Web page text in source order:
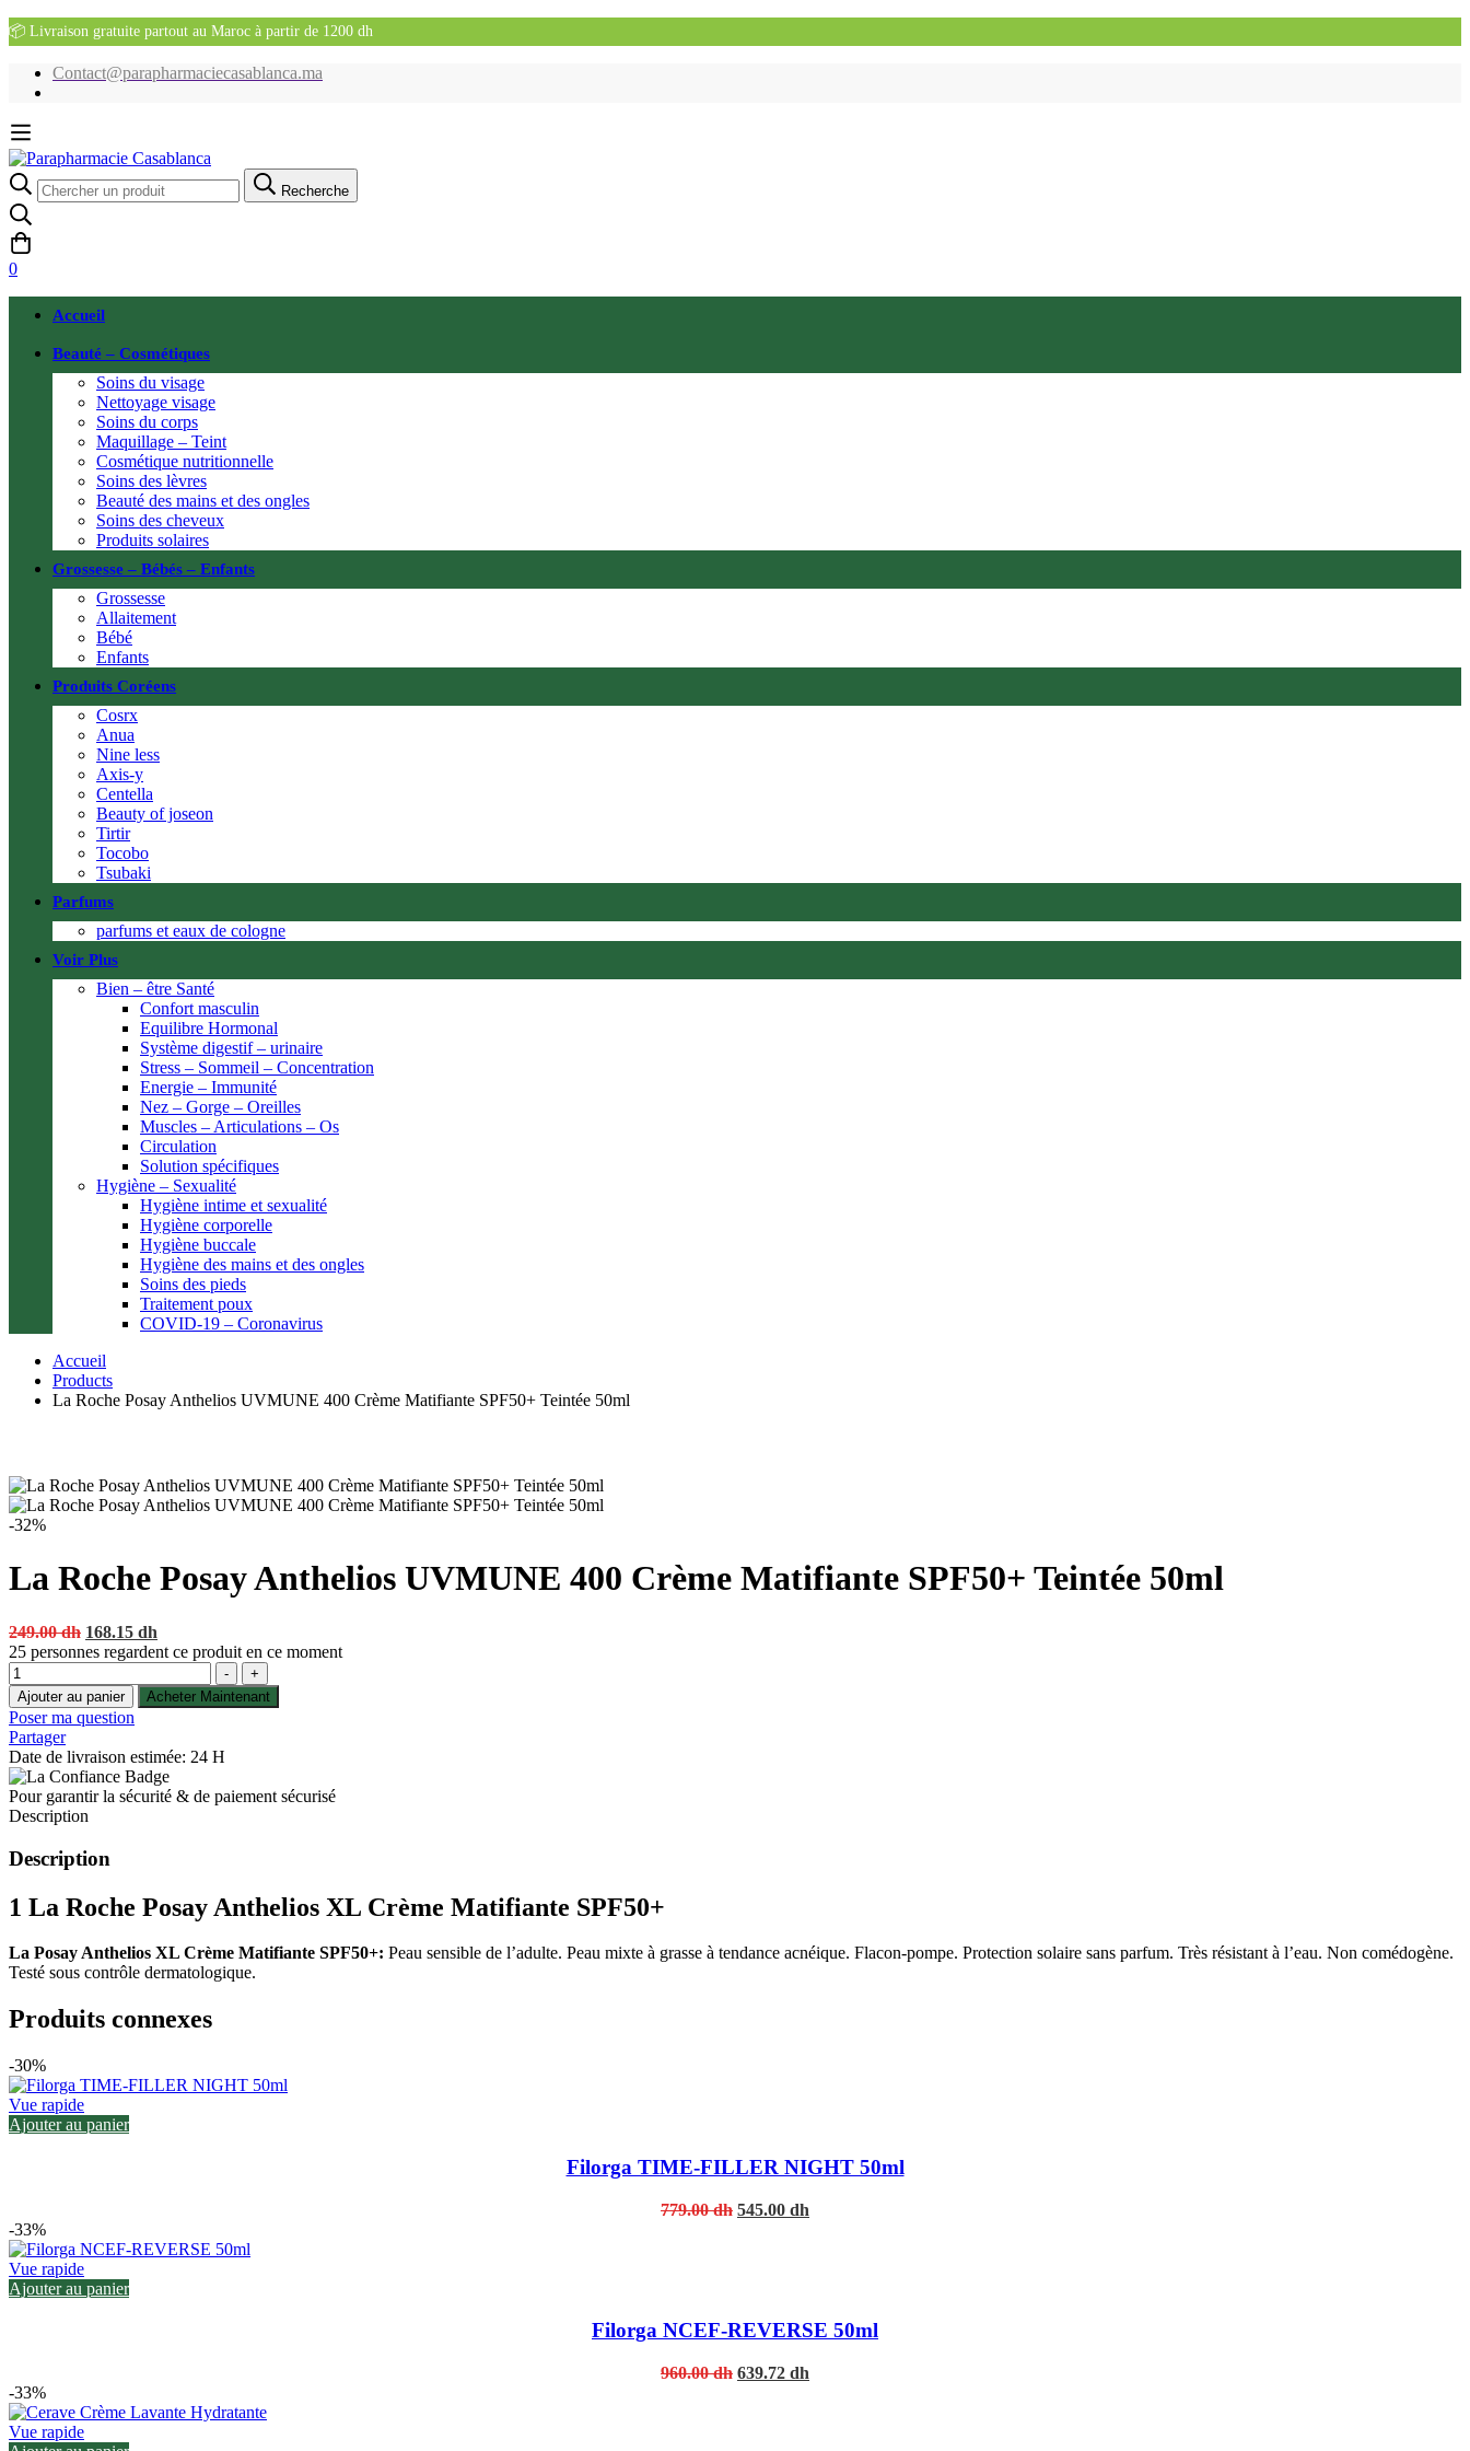
📦 Livraison gratuite partout au Maroc à partir de 1200 dh
Contact@parapharmaciecasablanca.ma
Recherche
pour:
Recherche
0
Accueil
Beauté – Cosmétiques
Soins du visage
Nettoyage visage
Soins du corps
Maquillage – Teint
Cosmétique nutritionnelle
Soins des lèvres
Beauté des mains et des ongles
Soins des cheveux
Produits solaires
Grossesse – Bébés – Enfants
Grossesse
Allaitement
Bébé
Enfants
Produits Coréens
Cosrx
Anua
Nine less
Axis-y
Centella
Beauty of joseon
Tirtir
Tocobo
Tsubaki
Parfums
parfums et eaux de cologne
Voir Plus
Bien – être Santé
Confort masculin
Equilibre Hormonal
Système digestif – urinaire
Stress – Sommeil – Concentration
Energie – Immunité
Nez – Gorge – Oreilles
Muscles – Articulations – Os
Circulation
Solution spécifiques
Hygiène – Sexualité
Hygiène intime et sexualité
Hygiène corporelle
Hygiène buccale
Hygiène des mains et des ongles
Soins des pieds
Traitement poux
COVID-19 – Coronavirus
Accueil
Products
La Roche Posay Anthelios UVMUNE 400 Crème Matifiante SPF50+ Teintée 50ml
-32%
La Roche Posay Anthelios UVMUNE 400 Crème Matifiante SPF50+ Teintée 50ml
249.00dh Original
price
249.00 dh.
168.15 dh
price
168.15 dh.
25 personnes regardent ce produit en ce moment
Quantité
-
+
Ajouter au panier
Acheter Maintenant
Poser ma question
Partager
Date de livraison estimée: 24 H
Pour garantir la sécurité & de paiement sécurisé
Description
Description
1 La Roche Posay Anthelios XL Crème Matifiante SPF50+
La Posay Anthelios XL Crème Matifiante SPF50+: Peau sensible de l’adulte. Peau mixte à grasse à tendance acnéique. Flacon-pompe. Protection solaire sans parfum. Très résistant à l’eau. Non comédogène.
Testé sous contrôle dermatologique.
Produits connexes
-30%
Vue rapide
Ajouter au panier
Filorga TIME-FILLER NIGHT 50ml
779.00dh Original
545.00 dh
-33%
Vue rapide
Ajouter au panier
Filorga NCEF-REVERSE 50ml
960.00dh Original
639.72 dh
-33%
Vue rapide